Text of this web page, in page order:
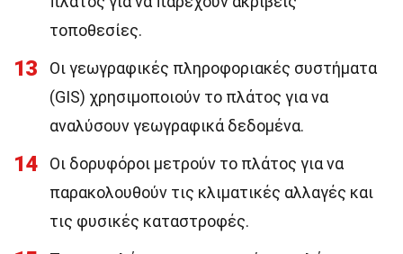
τοποθεσίες.
13
Οι γεωγραφικές πληροφοριακές συστήματα
(GIS) χρησιμοποιούν το πλάτος για να
αναλύσουν γεωγραφικά δεδομένα.
14
Οι δορυφόροι μετρούν το πλάτος για να
παρακολουθούν τις κλιματικές αλλαγές και
τις φυσικές καταστροφές.